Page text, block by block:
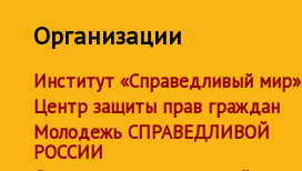
Организации
Институт «Справедливый мир»
Центр защиты прав граждан
Молодежь СПРАВЕДЛИВОЙ
РОССИИ